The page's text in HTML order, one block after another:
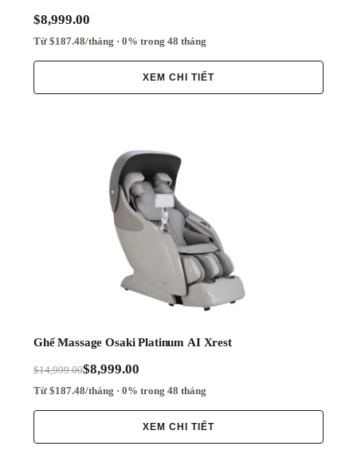
$8,999.00
Từ $187.48/tháng · 0% trong 48 tháng
XEM CHI TIẾT
Ghế Massage Osaki Platinum AI Xrest
$14,999.00$8,999.00
Từ $187.48/tháng · 0% trong 48 tháng
XEM CHI TIẾT